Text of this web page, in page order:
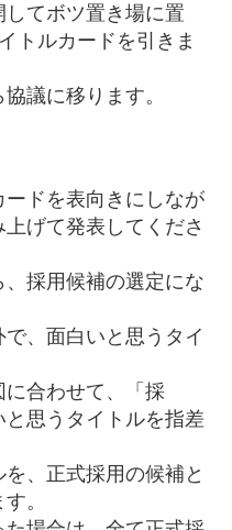
てボツ置き場に置
トルカードを引きま
議に移ります。
ドを表向きにしなが
げて発表してくださ
採用候補の選定にな
、面白いと思うタイ
合わせて、「採
思うタイトルを指差
、正式採用の候補と
。